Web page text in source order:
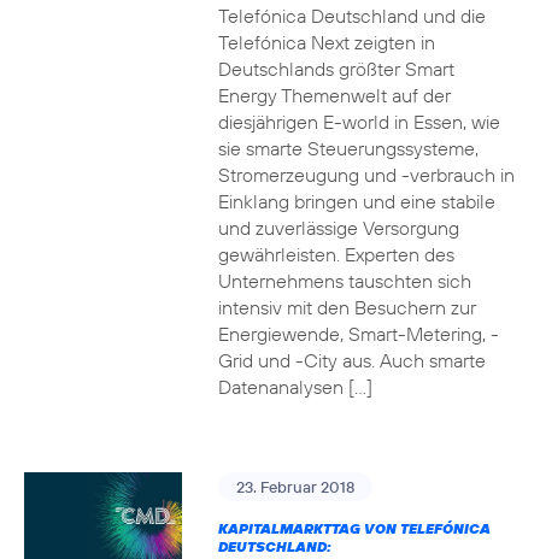
Telefónica Deutschland und die
Telefónica Next zeigten in
Deutschlands größter Smart
Energy Themenwelt auf der
diesjährigen E-world in Essen, wie
sie smarte Steuerungssysteme,
Stromerzeugung und -verbrauch in
Einklang bringen und eine stabile
und zuverlässige Versorgung
gewährleisten. Experten des
Unternehmens tauschten sich
intensiv mit den Besuchern zur
Energiewende, Smart-Metering, -
Grid und -City aus. Auch smarte
Datenanalysen […]
23. Februar 2018
KAPITALMARKTTAG VON TELEFÓNICA
DEUTSCHLAND: